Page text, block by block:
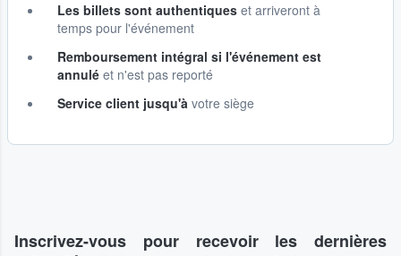
Les billets sont authentiques et arriveront à
temps pour l'événement
Remboursement intégral si l'événement est
annulé et n'est pas reporté
Service client jusqu'à votre siège
Inscrivez-vous pour recevoir les dernières